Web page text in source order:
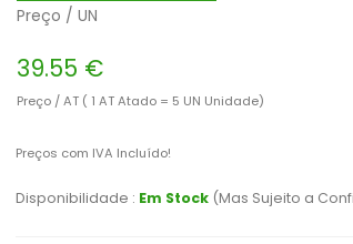
Preço / UN
39.55 €
Preço / AT ( 1 AT Atado = 5 UN Unidade)
Preços com IVA Incluído!
Disponibilidade : Em Stock (Mas Sujeito a